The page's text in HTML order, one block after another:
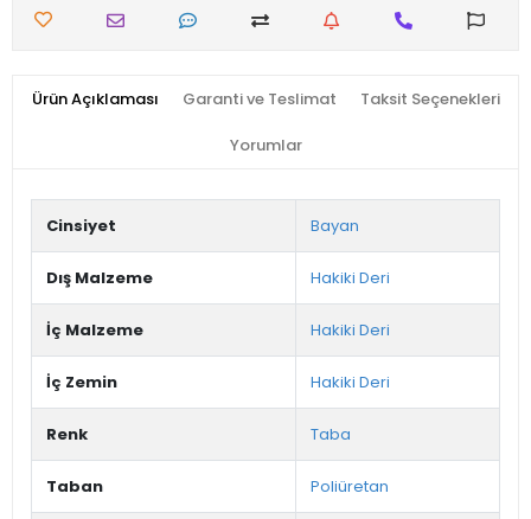
Ürün Açıklaması Garanti ve Teslimat Taksit Seçenekleri
Yorumlar
Cinsiyet Bayan
Dış Malzeme Hakiki Deri
İç Malzeme Hakiki Deri
İç Zemin Hakiki Deri
Renk Taba
Taban Poliüretan